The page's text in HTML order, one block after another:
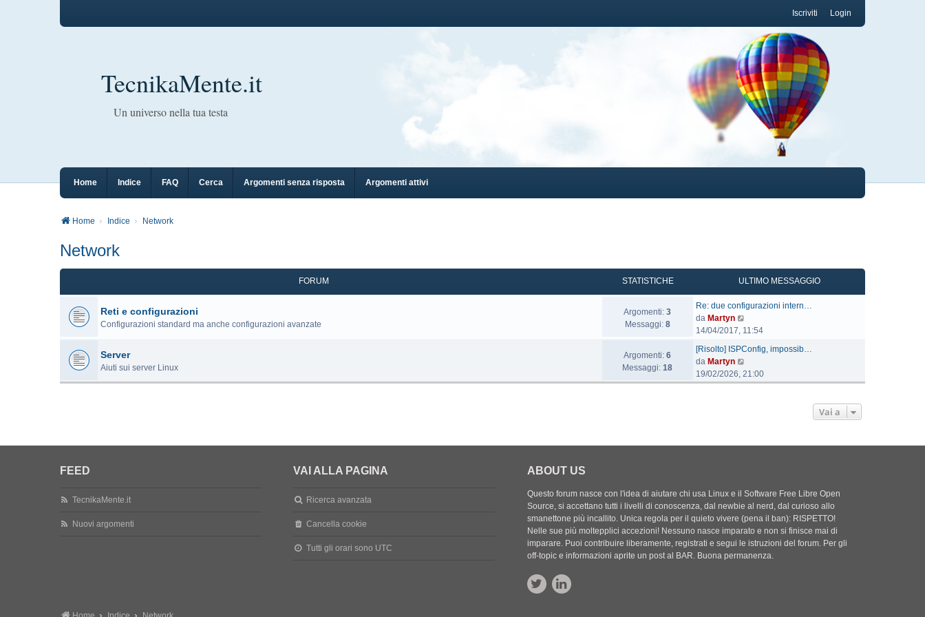
Login
Iscriviti
TecnikaMente.it
Un universo nella tua testa
Home Indice FAQ Cerca Argomenti senza risposta Argomenti attivi
Home Indice Network
Network
FORUM STATISTICHE ULTIMO MESSAGGIO
Reti e configurazioni
Configurazioni standard ma anche configurazioni avanzate
Argomenti: 3
Messaggi: 8
U
l
t
m
o
m
Re: due configurazioni intern…
da Martyn
e
i
l
a
g
g
i
o
14/04/2017, 11:54
Server
Aiuti sui server Linux
Argomenti: 6
Messaggi: 18
U
l
t
i
s
g
i
o
[Risolto] ISPConfig, impossib…
da Martyn
e
d
i
e
s
s
a
g
g
19/02/2026, 21:00
Vai a
FEED
TecnikaMente.it
Nuovi argomenti
VAI ALLA PAGINA
Ricerca avanzata
Cancella cookie
Tutti gli orari sono UTC
ABOUT US
Questo forum nasce con l'idea di aiutare chi usa Linux e il Software Free Libre Open
Source, si accettano tutti i livelli di conoscenza, dal newbie al nerd, dal curioso allo
smanettone più incallito. Unica regola per il quieto vivere (pena il ban): RISPETTO!
Nelle sue più moltepplici accezioni! Nessuno nasce imparato e non si finisce mai di
imparare. Puoi contribuire liberamente, registrati e segui le istruzioni del forum. Per gli
off-topic e informazioni aprite un post al BAR. Buona permanenza.